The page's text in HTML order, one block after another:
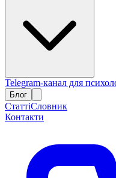
Telegram-канал для
Блог
СтаттіСловник
Контакти